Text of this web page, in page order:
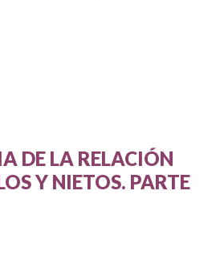
DE LA RELACIÓN
Y NIETOS. PARTE